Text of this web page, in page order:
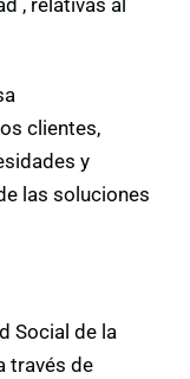
clientes,
y
las soluciones
Social de la
través de